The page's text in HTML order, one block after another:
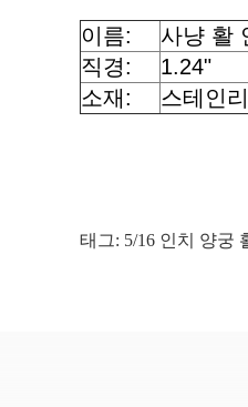
이름:
사냥 활
직경:
1.24"
소재:
스테인
태그: 5/16 인치 양궁